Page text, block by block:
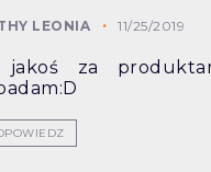
LEONIA 11/25/2019
jakoś za